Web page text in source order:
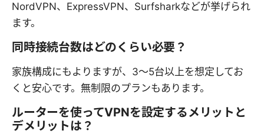
NordVPN、ExpressVPN、Surfsharkなどが挙げられ
ます。
同時接続台数はどのくらい必要？
家族構成にもよりますが、3〜5台以上を想定してお
くと安心です。無制限のプランもあります。
ルーターを使ってVPNを設定するメリットと
デメリットは？